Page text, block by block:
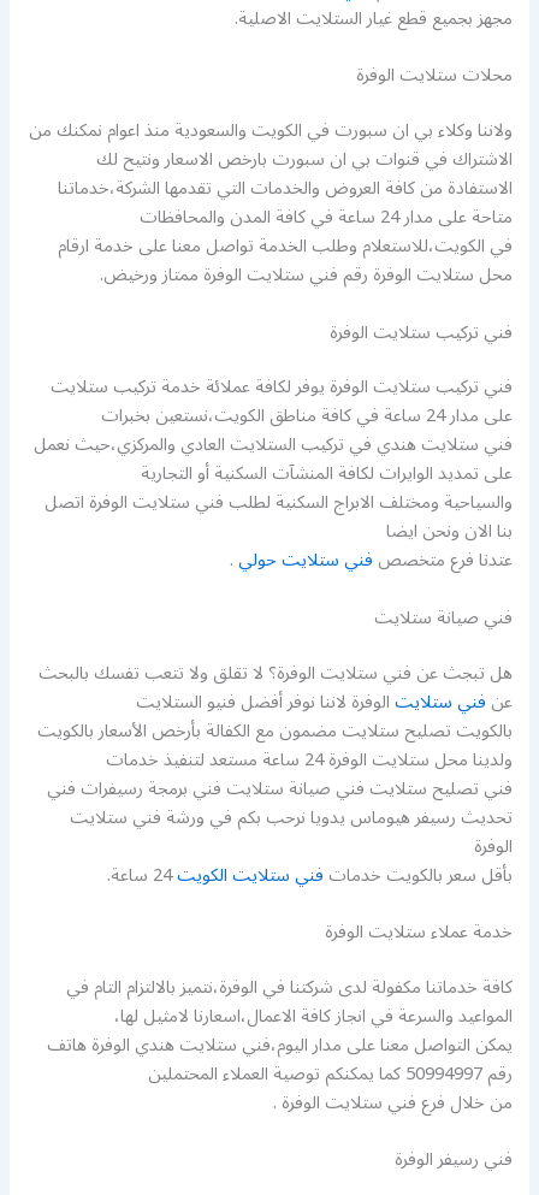
مجهز بجميع قطع غيار الستلايت الاصلية.
محلات ستلايت الوفرة
ولاننا وكلاء بي ان سبورت في الكويت والسعودية منذ اعوام نمكنك من
الاشتراك في قنوات بي ان سبورت بارخص الاسعار ونتيح لك
الاستفادة من كافة العروض والخدمات التي تقدمها الشركة،خدماتنا
متاحة على مدار 24 ساعة في كافة المدن والمحافظات
في الكويت،للاستعلام وطلب الخدمة تواصل معنا على خدمة ارقام
محل ستلايت الوفرة رقم فني ستلايت الوفرة ممتاز ورخيض.
فني تركيب ستلايت الوفرة
فني تركيب ستلايت الوفرة يوفر لكافة عملائة خدمة تركيب ستلايت
على مدار 24 ساعة في كافة مناطق الكويت،نستعين بخبرات
فني ستلايت هندي في تركيب الستلايت العادي والمركزي،حيث نعمل
على تمديد الوايرات لكافة المنشآت السكنية أو التجارية
والسياحية ومختلف الابراج السكنية لطلب فني ستلايت الوفرة اتصل
بنا الان ونحن ايضا
عتدنا فرع متخصصفني ستلايت حولي.
فني صيانة ستلايت
هل تبجث عن فني ستلايت الوفرة؟ لا تقلق ولا تتعب تفسك بالبحث
عنفني ستلايتالوفرة لاننا نوفر أفضل فنيو الستلايت
بالكويت تصليح ستلايت مضمون مع الكفالة بأرخص الأسعار بالكويت
ولدينا محل ستلايت الوفرة 24 ساعة مستعد لتنفيذ خدمات
فني تصليح ستلايت فني صيانة ستلايت فني برمجة رسيفرات فني
تحديث رسيفر هيوماس يدويا نرحب بكم في ورشة فني ستلايت
الوفرة
بأقل سعر بالكويت خدماتفني ستلايت الكويت24 ساعة.
خدمة عملاء ستلايت الوفرة
كافة خدماتنا مكفولة لدى شركتنا في الوفرة،نتميز بالالتزام التام في
المواعيد والسرعة في انجاز كافة الاعمال،اسعارنا لامثيل لها،
يمكن التواصل معنا على مدار اليوم،فني ستلايت هندي الوفرة هاتف
رقم 50994997 كما يمكنكم توصية العملاء المحتملين
من خلال فرع فني ستلايت الوفرة .
فني رسيفر الوفرة